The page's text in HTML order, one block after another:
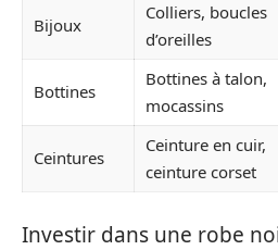
Bijoux
Colliers, boucles
d’oreilles
Bottines
Bottines à talon,
mocassins
Ceintures
Ceinture en cuir,
ceinture corset
Investir dans une robe